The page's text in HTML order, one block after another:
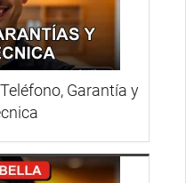
Garantía y